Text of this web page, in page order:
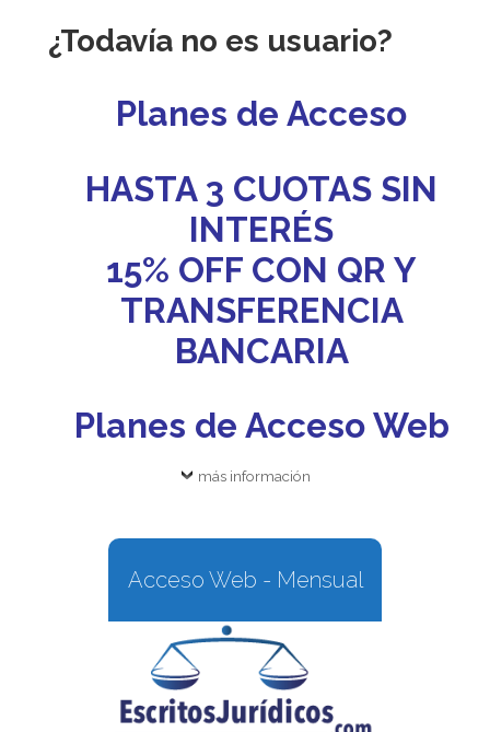
¿Todavía no es usuario?
Planes de Acceso
HASTA 3 CUOTAS SIN
INTERÉS
15% OFF CON QR Y
TRANSFERENCIA
BANCARIA
Planes de Acceso Web
más información
Acceso Web - Mensual